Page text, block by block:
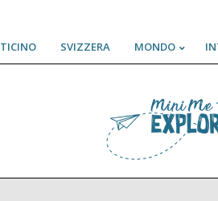
TICINO SVIZZERA MONDO